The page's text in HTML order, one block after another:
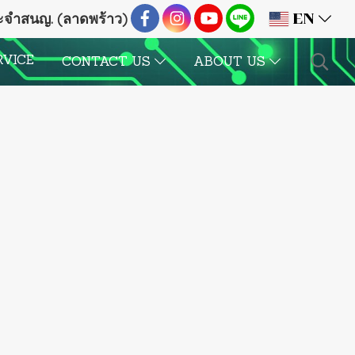
จำสนญ. (ลาดพร้าว) EN
CONTACT US ABOUT US